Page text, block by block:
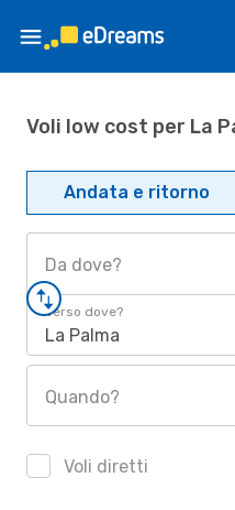
Voli low cost per La
Andata e ritorno
Da dove?
Verso dove?
La Palma
Quando?
Voli diretti